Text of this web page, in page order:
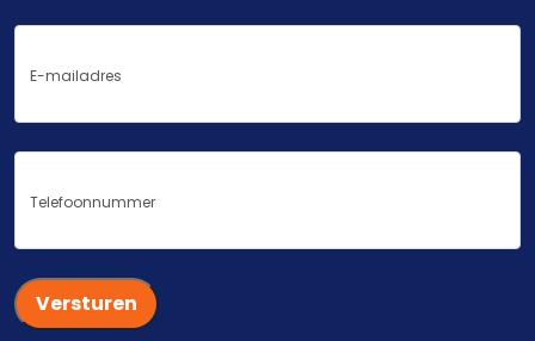
E-
mailadres
Telefoonnummer